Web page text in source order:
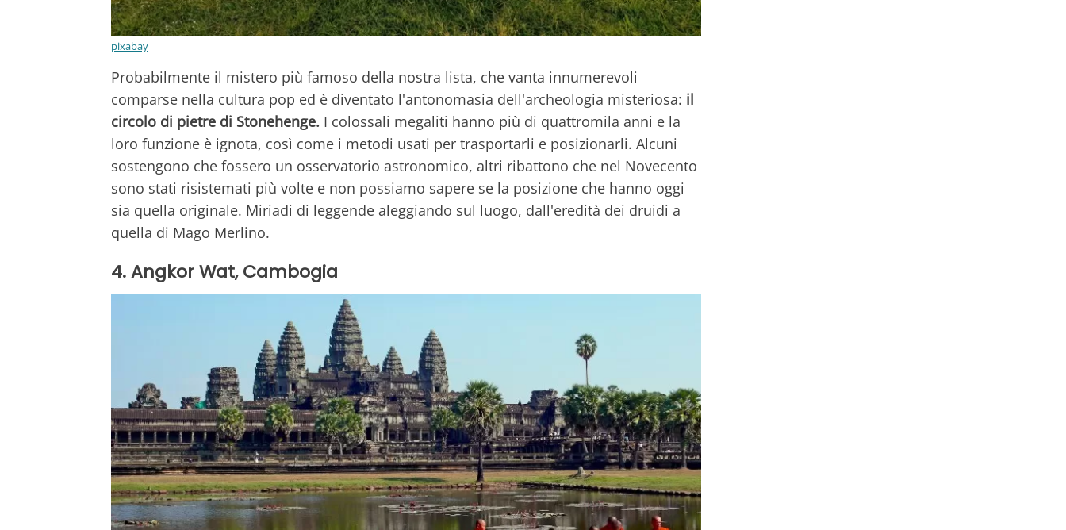
pixabay
Probabilmente il mistero più famoso della nostra lista, che vanta innumerevoli
comparse nella cultura pop ed è diventato l'antonomasia dell'archeologia misteriosa: il
circolo di pietre di Stonehenge. I colossali megaliti hanno più di quattromila anni e la
loro funzione è ignota, così come i metodi usati per trasportarli e posizionarli. Alcuni
sostengono che fossero un osservatorio astronomico, altri ribattono che nel Novecento
sono stati risistemati più volte e non possiamo sapere se la posizione che hanno oggi
sia quella originale. Miriadi di leggende aleggiando sul luogo, dall'eredità dei druidi a
quella di Mago Merlino.
4. Angkor Wat, Cambogia